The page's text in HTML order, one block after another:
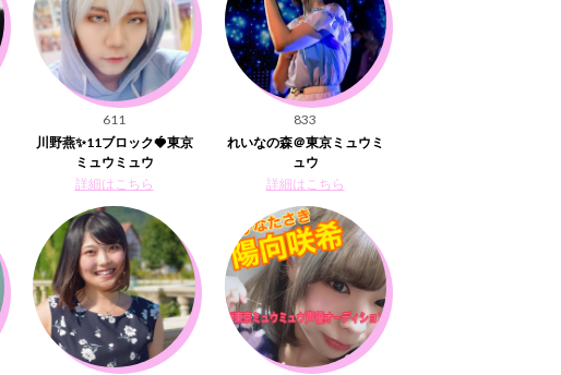
611
川野燕✨11ブロック🍓東京
ミュウミュウ
詳細はこちら
833
れいなの森＠東京ミュウミ
ュウ
詳細はこちら